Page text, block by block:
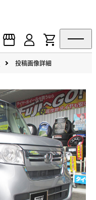
投稿画像詳細